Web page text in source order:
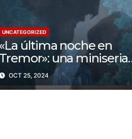
UNCATEGORIZED
«La última noche en
Tremor»: una miniseria
¿Cuál es su
trama?
OCT 25, 2024